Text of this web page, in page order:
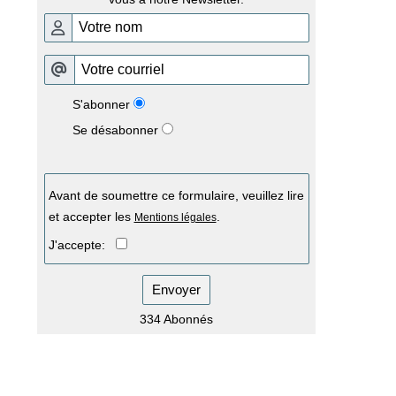
S'abonner
Se désabonner
Avant de soumettre ce formulaire, veuillez lire
et accepter les Mentions légales.
J'accepte:
Envoyer
334 Abonnés